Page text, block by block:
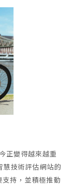
正變得越來越重
技術評估網站的
持，並積極推動